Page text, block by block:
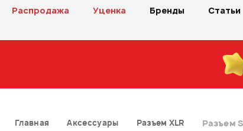
Распродажа Уценка Бренды Статьи
Главная Аксессуары Разъем XLR Разъем